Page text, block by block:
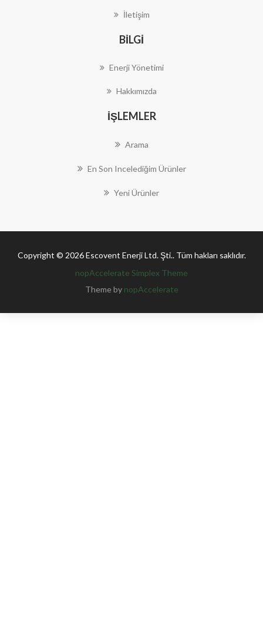
İletişim
BILGI
Enerji Yönetimi
Hakkımızda
İŞLEMLER
Arama
En Son Incelediğim Ürünler
Yeni Ürünler
Copyright © 2026 Escovent Enerji Ltd. Şti.. Tüm hakları saklıdır.
nopAccelerate Simplex Theme
Theme by nopAccelerate